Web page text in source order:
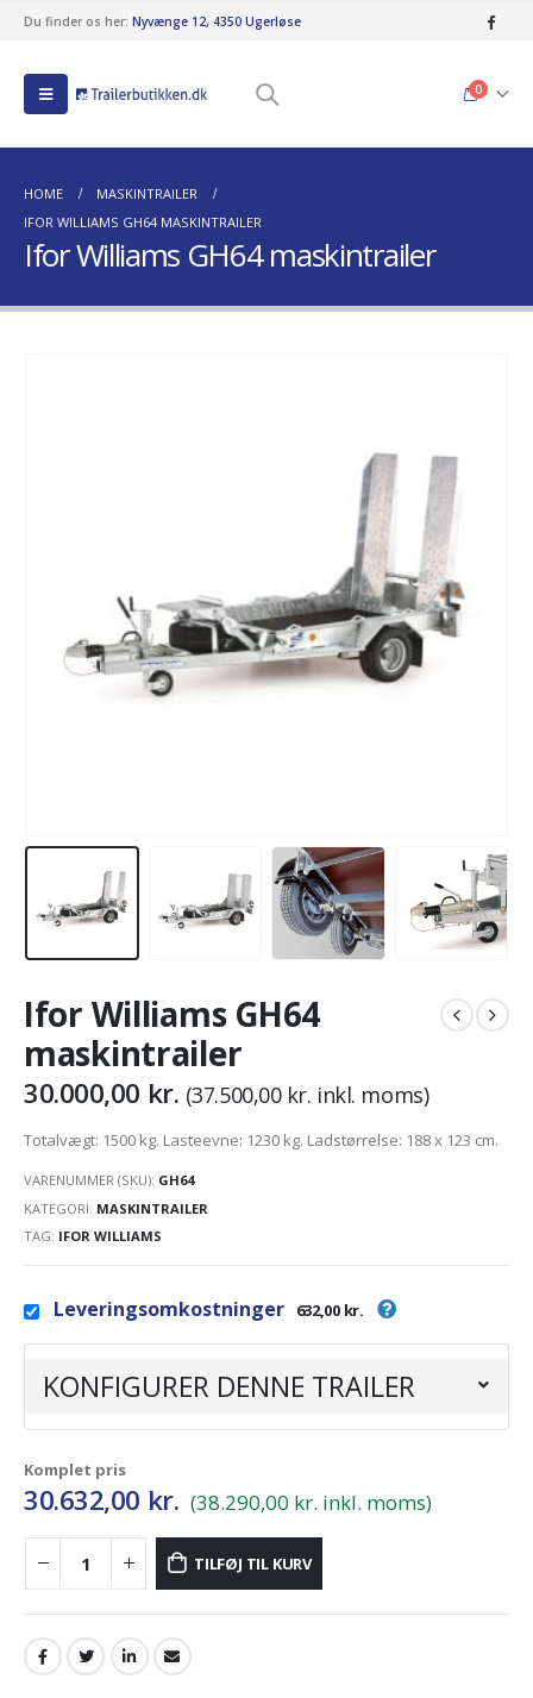
Du finder os her: Nyvænge 12, 4350 Ugerløse
0
HOME
MASKINTRAILER
IFOR WILLIAMS GH64 MASKINTRAILER
Ifor Williams GH64 maskintrailer
Ifor Williams GH64
maskintrailer
30.000,00 kr. (37.500,00 kr. inkl. moms)
Totalvægt: 1500 kg. Lasteevne: 1230 kg. Ladstørrelse: 188 x 123 cm.
VARENUMMER (SKU): GH64
KATEGORI: MASKINTRAILER
TAG: IFOR WILLIAMS
Leveringsomkostninger 632,00 kr.
KONFIGURER DENNE TRAILER
Komplet pris
30.632,00 kr. (38.290,00 kr. inkl. moms)
TILFØJ TIL KURV